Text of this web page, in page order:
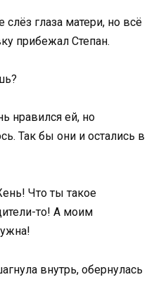
глаза матери, но всё
прибежал Степан.
нравился ей, но
Так бы они и остались в
Что ты такое
то! А моим
внутрь, обернулась